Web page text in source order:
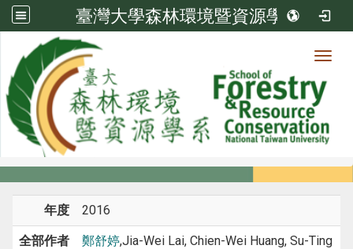
臺灣大學森林環境暨資源學系
系所成員
系所成員
年度 2016
全部作者 鄭舒婷,Jia-Wei Lai, Chien-Wei Huang, Su-Ting